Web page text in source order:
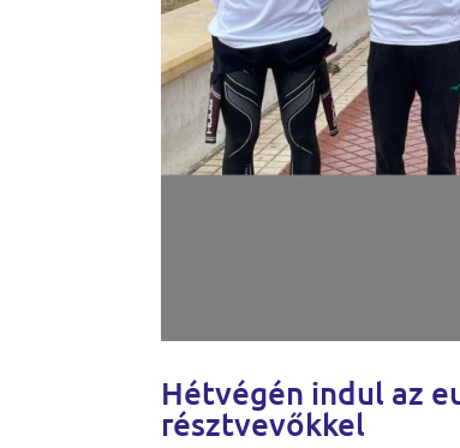
Hétvégén indul az
résztvevőkkel